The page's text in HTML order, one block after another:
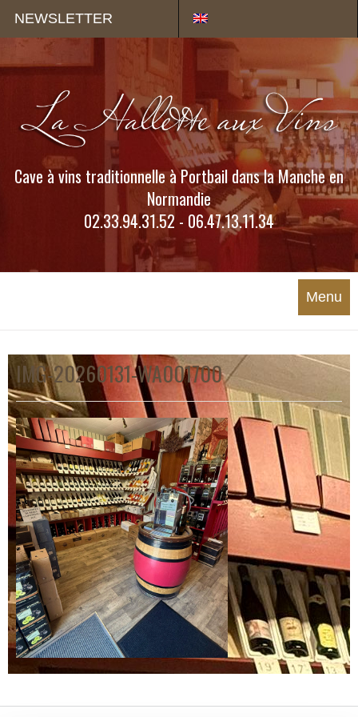
NEWSLETTER
Cave à vins traditionnelle à Portbail dans la Manche en
Normandie
02.33.94.31.52 - 06.47.13.11.34
Menu
IMG-20260131-WA001700
Panneau de gestion des cookies